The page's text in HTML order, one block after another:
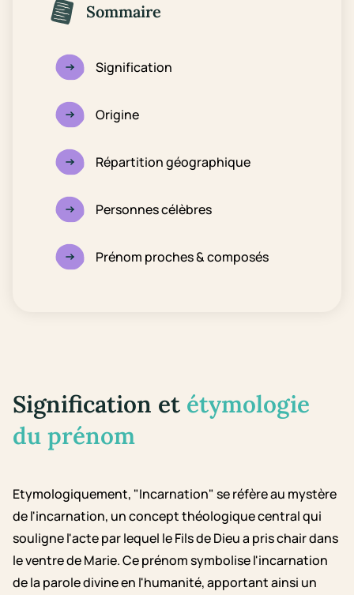
Sommaire
Signification
Origine
Répartition géographique
Personnes célèbres
Prénom proches & composés
Signification et étymologie
du prénom
Etymologiquement, "Incarnation" se réfère au mystère
de l'incarnation, un concept théologique central qui
souligne l'acte par lequel le Fils de Dieu a pris chair dans
le ventre de Marie. Ce prénom symbolise l'incarnation
de la parole divine en l'humanité, apportant ainsi un